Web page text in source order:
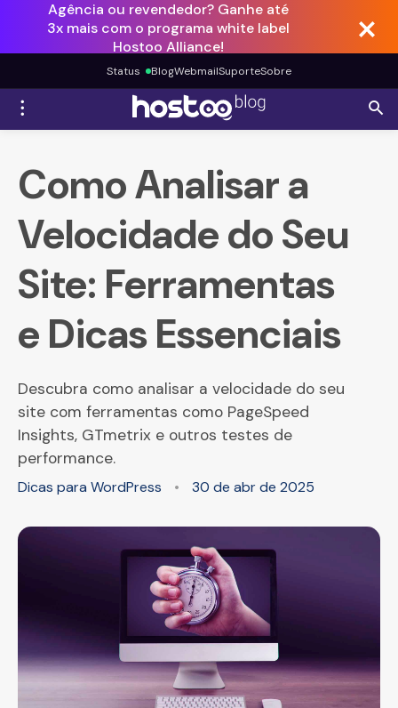
Agência ou revendedor? Ganhe até
3x mais com o programa white label
Hostoo Alliance!
Status BlogWebmailSuporteSobre
Como Analisar a
Velocidade do Seu
Site: Ferramentas
e Dicas Essenciais
Descubra como analisar a velocidade do seu
site com ferramentas como PageSpeed
Insights, GTmetrix e outros testes de
performance.
Dicas para WordPress • 30 de abr de 2025